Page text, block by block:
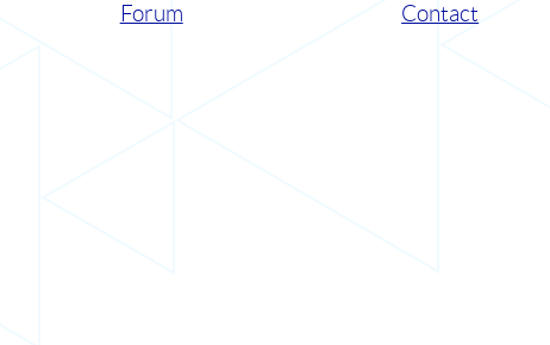
Forum Contact